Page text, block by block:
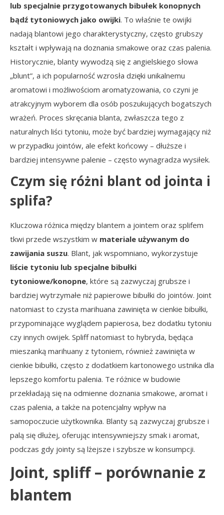
lub specjalnie przygotowanych bibułek konopnych
bądź tytoniowych jako owijki. To właśnie te owijki
nadają blantowi jego charakterystyczny, często grubszy
kształt i wpływają na doznania smakowe oraz czas palenia.
Historycznie, blanty wywodzą się z angielskiego słowa
„blunt”, a ich popularność wzrosła dzięki unikalnemu
aromatowi i możliwościom aromatyzowania, co czyni je
atrakcyjnym wyborem dla osób poszukujących bogatszych
wrażeń. Proces skręcania blanta, zwłaszcza tego z
naturalnych liści tytoniu, może być bardziej wymagający niż
w przypadku jointów, ale efekt końcowy – dłuższe i
bardziej intensywne palenie – często wynagradza wysiłek.
Czym się różni blant od jointa i
splifa?
Kluczowa różnica między blantem a jointem oraz splifem
tkwi przede wszystkim w materiale używanym do
zawijania suszu. Blant, jak wspomniano, wykorzystuje
liście tytoniu lub specjalne bibułki
tytoniowe/konopne, które są zazwyczaj grubsze i
bardziej wytrzymałe niż papierowe bibułki do jointów. Joint
natomiast to czysta marihuana zawinięta w cienkie bibułki,
przypominające wyglądem papierosa, bez dodatku tytoniu
czy innych owijek. Spliff natomiast to hybryda, będąca
mieszanką marihuany z tytoniem, również zawinięta w
cienkie bibułki, często z dodatkiem kartonowego ustnika dla
lepszego komfortu palenia. Te różnice w budowie
przekładają się na odmienne doznania smakowe, aromat i
czas palenia, a także na potencjalny wpływ na
samopoczucie użytkownika. Blanty są zazwyczaj grubsze i
palą się dłużej, oferując intensywniejszy smak i aromat,
podczas gdy jointy są lżejsze i szybsze w konsumpcji.
Joint, spliff – porównanie z
blantem